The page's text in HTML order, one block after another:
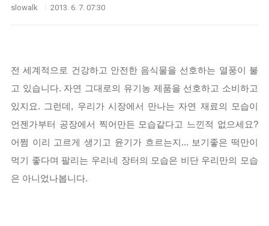
slowalk 2013. 6. 7. 07:30
전 세계적으로 건강하고 안전한 음식물을 선호하는 열풍이 불
고 있습니다. 자연 그대로의 유기농 제품을 선호하고 소비하고
있지요. 그런데, 우리가 시장에서 만나는 자연 재료의 모습이
언젠가부터 공장에서 찍어만든 모습같다고 느낀적 없으세요?
어쩜 이리 고르게 생기고 윤기가 흐르는지... 보기좋은 떡만이
먹기 좋다며 팔리는 우리네 장터의 모습은 비단 우리만의 모습
은 아니었나봅니다.